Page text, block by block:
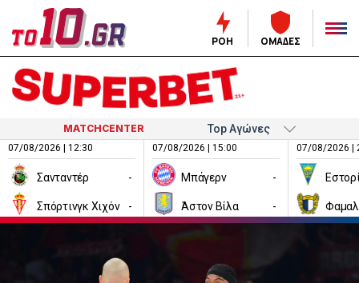
ΡΟΗ ΟΜΑΔΕΣ
MATCHCENTER
07/08/2026 | 12:30
Σανταντέρ -
Σπόρτινγκ Χιχόν -
07/08/2026 | 15:00
Μπάγερν -
Άστον Βίλα -
07/08/2026 |